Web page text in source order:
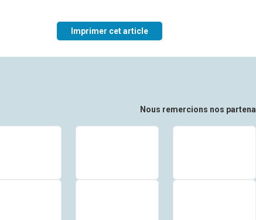
Imprimer cet article
Nous remercions nos